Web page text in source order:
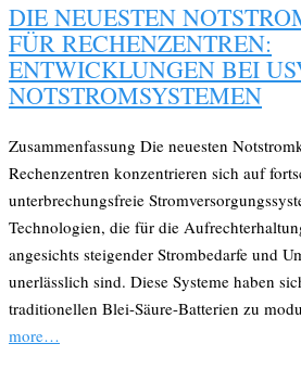
DIE NEUESTEN
FÜR RECHENZENTREN:
ENTWICKLUNGEN BEI
NOTSTROMSYSTEMEN
Zusammenfassung Die neuesten
Rechenzentren konzentrieren sich auf
unterbrechungsfreie
Technologien, die für die
angesichts steigender Strombedarfe und
unerlässlich sind. Diese Systeme haben
traditionellen Blei-Säure-Batterien zu
more…